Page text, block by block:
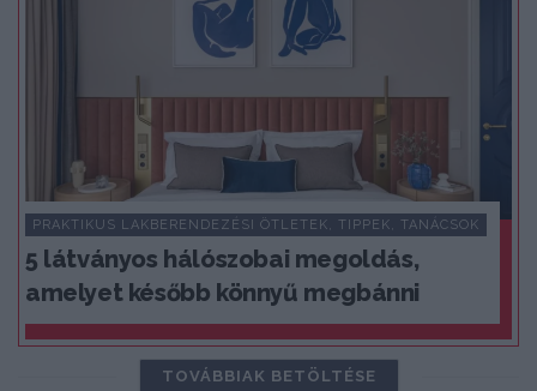
PRAKTIKUS LAKBERENDEZÉSI ÖTLETEK, TIPPEK, TANÁCSOK
5 látványos hálószobai megoldás,
amelyet később könnyű megbánni
TOVÁBBIAK BETÖLTÉSE